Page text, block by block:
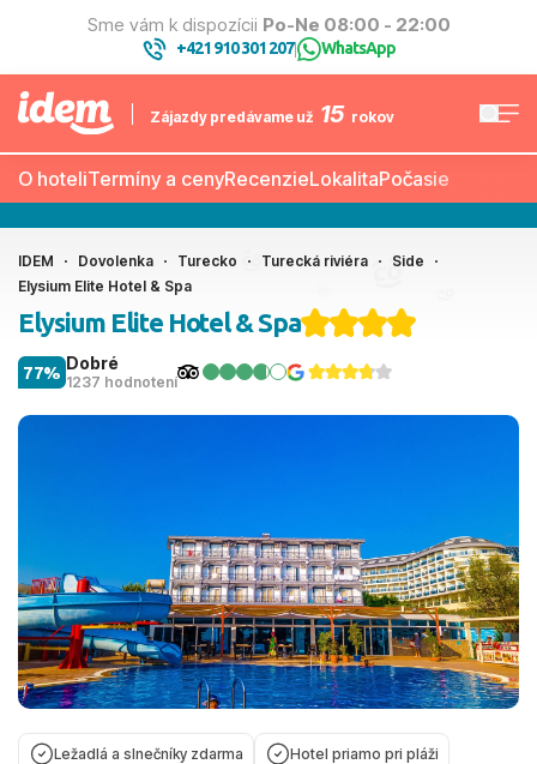
Sme vám k dispozícii Po-Ne 08:00 - 22:00
+421 910 301 207| WhatsApp
Zájazdy predávame už 15 rokov
O hoteliTermíny a cenyRecenzieLokalitaPočasie
IDEM Dovolenka Turecko Turecká riviéra
Side
Elysium Elite Hotel & Spa
Elysium Elite Hotel & Spa
Dobré
1237 hodnotení
77%
Ležadlá a slnečníky zdarma Hotel priamo pri pláži